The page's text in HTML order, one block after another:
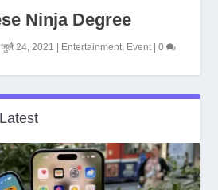
Ninja Degree
|जुलै 24, 2021 Entertainment, Event|0
Latest